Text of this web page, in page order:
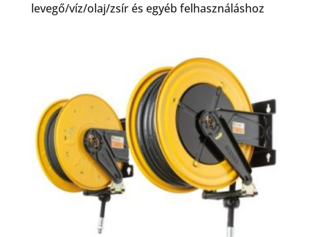
levegő/víz/olaj/zsír és egyéb felhasználáshoz